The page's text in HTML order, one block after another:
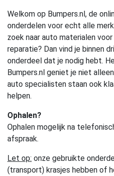
Welkom op Bumpers.nl, de
onderdelen voor echt alle
zoek naar auto materialen
reparatie? Dan vind je binnen
onderdeel dat je nodig hebt.
Bumpers.nl geniet je niet
auto specialisten staan ook
helpen.
Ophalen?
Ophalen mogelijk na
afspraak.
Let op: onze gebruikte
(transport) krasjes hebben of